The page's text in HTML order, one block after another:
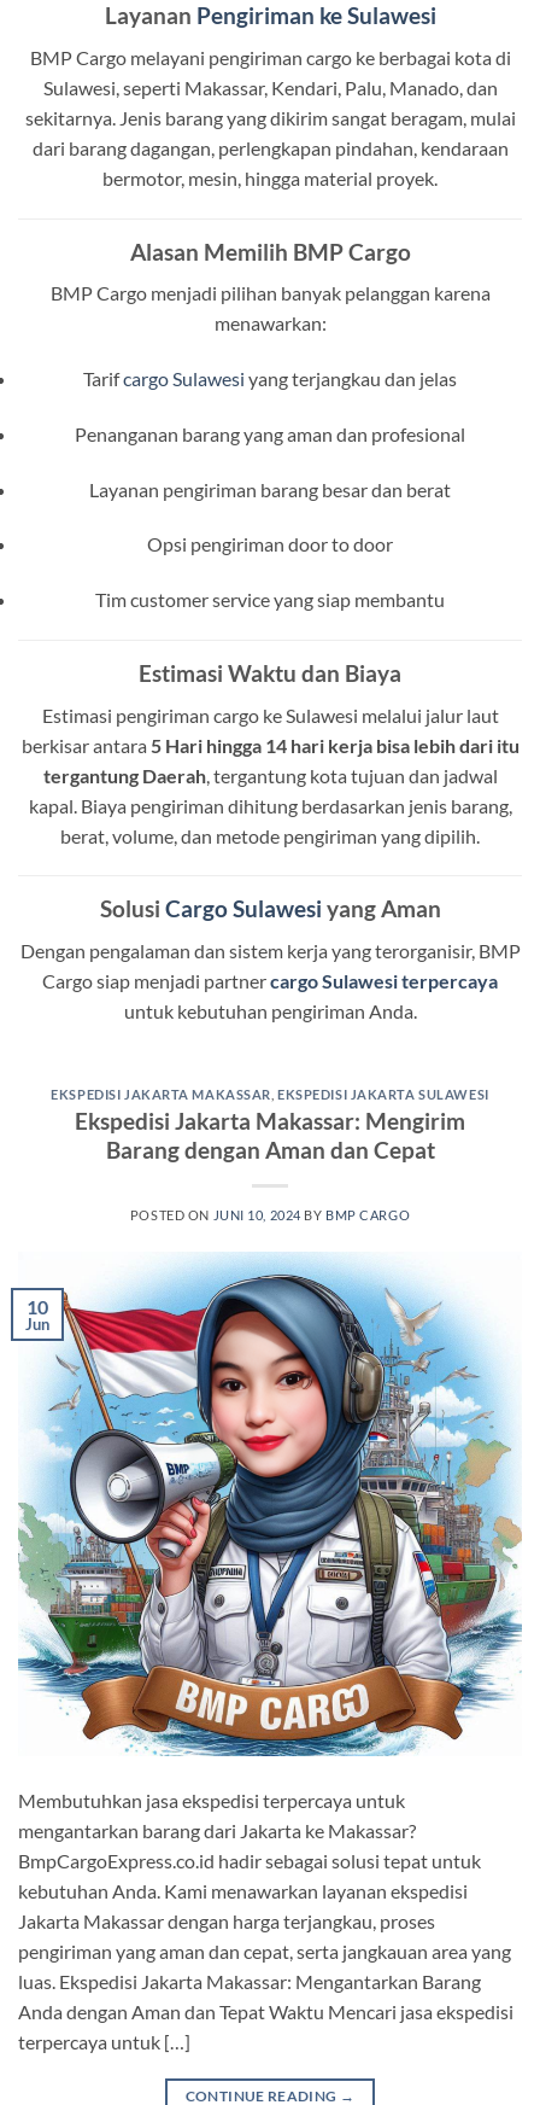
Layanan Pengiriman ke Sulawesi
BMP Cargo melayani pengiriman cargo ke berbagai kota di
Sulawesi, seperti Makassar, Kendari, Palu, Manado, dan
sekitarnya. Jenis barang yang dikirim sangat beragam, mulai
dari barang dagangan, perlengkapan pindahan, kendaraan
bermotor, mesin, hingga material proyek.
Alasan Memilih BMP Cargo
BMP Cargo menjadi pilihan banyak pelanggan karena
menawarkan:
Tarifcargo Sulawesi yang terjangkau dan jelas
Penanganan barang yang aman dan profesional
Layanan pengiriman barang besar dan berat
Opsi pengiriman door to door
Tim customer service yang siap membantu
Estimasi Waktu dan Biaya
Estimasi pengiriman cargo ke Sulawesi melalui jalur laut
berkisar antara 5 Hari hingga 14 hari kerja bisa lebih dari itu
tergantung Daerah, tergantung kota tujuan dan jadwal
kapal. Biaya pengiriman dihitung berdasarkan jenis barang,
berat, volume, dan metode pengiriman yang dipilih.
Solusi Cargo Sulawesi yang Aman
Dengan pengalaman dan sistem kerja yang terorganisir, BMP
Cargo siap menjadi partnercargo Sulawesi terpercaya
untuk kebutuhan pengiriman Anda.
EKSPEDISI JAKARTA MAKASSAR ,EKSPEDISI JAKARTA SULAWESI
Ekspedisi Jakarta Makassar: Mengirim
Barang dengan Aman dan Cepat
POSTED ON JUNI 10, 2024 BY BMP CARGO
10
Jun
Membutuhkan jasa ekspedisi terpercaya untuk
mengantarkan barang dari Jakarta ke Makassar?
BmpCargoExpress.co.id hadir sebagai solusi tepat untuk
kebutuhan Anda. Kami menawarkan layanan ekspedisi
Jakarta Makassar dengan harga terjangkau, proses
pengiriman yang aman dan cepat, serta jangkauan area yang
luas. Ekspedisi Jakarta Makassar: Mengantarkan Barang
Anda dengan Aman dan Tepat Waktu Mencari jasa ekspedisi
terpercaya untuk […]
CONTINUE READING →